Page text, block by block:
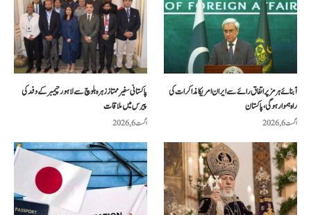
پاکستانی سفیر ممتاز زہرہ بلوچ سے لاہور چیمبر کے وفد کی
پیرس میں ملاقات
اگست 6, 2026
آبنائے ہرمز پر اتفاق رائے سے ایران امریکا مذاکرات کی
راہ ہموار ہوگی، پاکستان
اگست 6, 2026